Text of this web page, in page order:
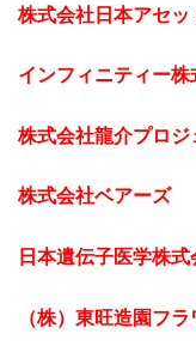
株式会社日本アセ
インフィニティー株
株式会社龍介プロジ
株式会社ベアーズ
日本遺伝子医学株式
（株）東旺造園フ